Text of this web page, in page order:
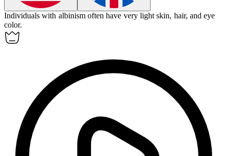
Individuals with albinism often have very light skin, hair, and eye
color.